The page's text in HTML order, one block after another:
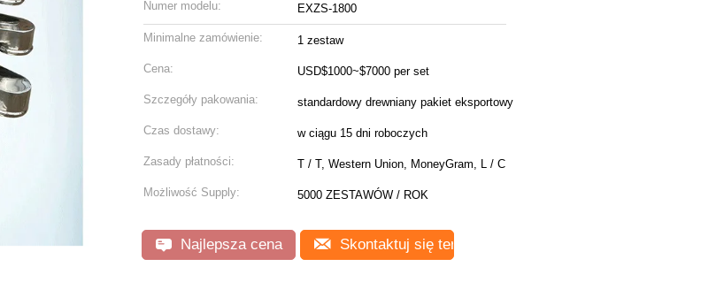
Numer modelu: EXZS-1800
Minimalne zamówienie: 1 zestaw
Cena: USD$1000~$7000 per set
Szczegóły pakowania: standardowy drewniany pakiet eksportowy
Czas dostawy: w ciągu 15 dni roboczych
Zasady płatności: T / T, Western Union, MoneyGram, L / C
Możliwość Supply: 5000 ZESTAWÓW / ROK
Najlepsza cena Skontaktuj się teraz